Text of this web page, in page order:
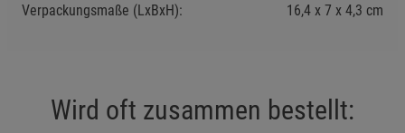
Verpackungsmaße (LxBxH):
16,4 7 4,3 cm
Wird oft zusammen bestellt: